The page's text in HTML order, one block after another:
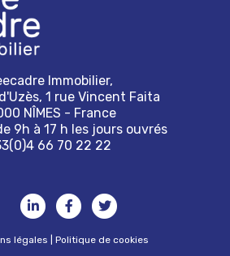
Immobilier,
1 rue Vincent Faita
NÎMES - France
9h à 17 h les jours ouvrés
66 70 22 22
légales |Politique de cookies